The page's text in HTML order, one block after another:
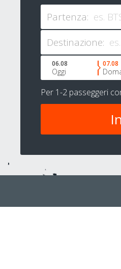
Partenza:
Destinazione:
06.08
Oggi
07.08
Per 1-2 passeggeri